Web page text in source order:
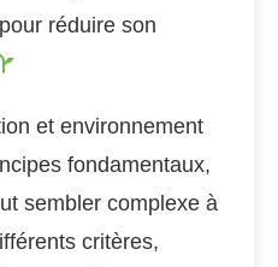
réduire son
et environnement
fondamentaux,
sembler complexe à
critères,